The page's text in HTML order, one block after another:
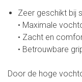
Zeer geschikt bij
• Maximale
• Zacht en
• Betrouwbare
Door de hoge